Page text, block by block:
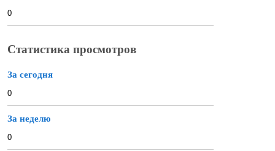
0
Статистика просмотров
За сегодня
0
За неделю
0